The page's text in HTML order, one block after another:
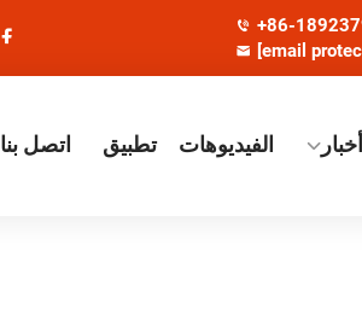
+86-
[email
أخبار الفيديوهات تطبيق اتصل بنا